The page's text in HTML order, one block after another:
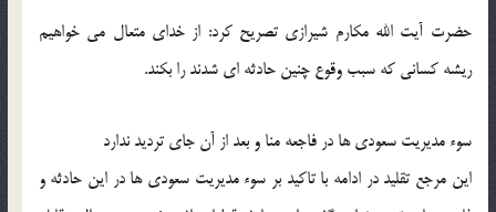
حضرت آیت الله مکارم شیرازی تصریح کرد: از خدای متعال می خواهیم
ریشه کسانی که سبب وقوع چنین حادثه ای شدند را بکند.
سوء مدیریت سعودی ها در فاجعه منا و بعد از آن جای تردید ندارد
این مرجع تقلید در ادامه با تاکید بر سوء مدیریت سعودی ها در این حادثه و